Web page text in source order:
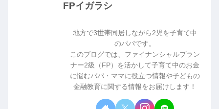
FPイガラシ
地方で3世帯同居しながら2児を子育て中
のパパです。
このブログでは、ファイナンシャルプラン
ナー2級（FP）を活かして子育て中のお金
に悩むパパ・ママに役立つ情報や子どもの
金融教育に関する情報をお届けします！